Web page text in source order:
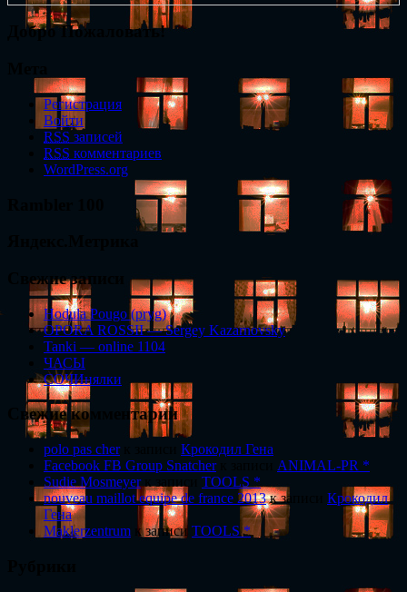
Добро Пожаловать!
Регистрация
Войти
RSS записей
RSS комментариев
WordPress.org
Свежие записи
Hodula Pougo (pryg)
OPORA ROSSII — Sergey Kazarnovsky
Tanki — online 1104
ЧАСЫ
СОЧИнялки
Свежие комментарии
polo pas cherк записи Крокодил Гена
Facebook FB Group Snatcherк записи ANIMAL-PR *
Sudie Mosmeyerк записи TOOLS *
nouveau maillot equipe de france 2013к записи Крокодил
Гена
Maklerzentrum к записи TOOLS *